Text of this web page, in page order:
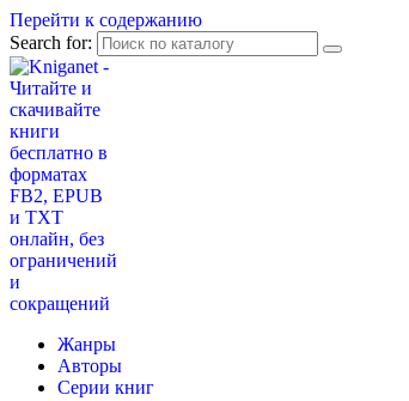
Перейти к содержанию
Search for:
Жанры
Авторы
Серии книг